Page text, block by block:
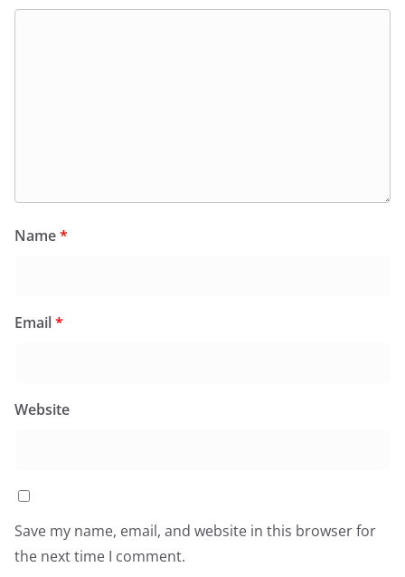
Name*
Email*
Website
Save my name, email, and website in this browser for
the next time I comment.